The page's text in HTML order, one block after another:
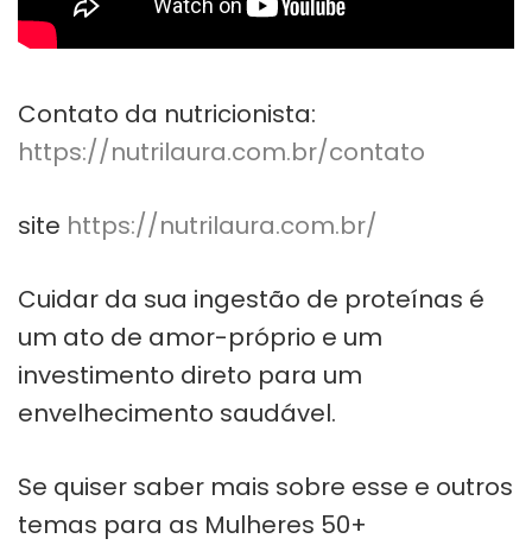
Contato da nutricionista:
https://nutrilaura.com.br/contato
site https://nutrilaura.com.br/
Cuidar da sua ingestão de proteínas é
um ato de amor-próprio e um
investimento direto para um
envelhecimento saudável.
Se quiser saber mais sobre esse e outros
temas para as Mulheres 50+